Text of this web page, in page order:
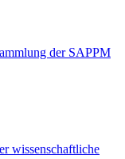
der SAPPM
wissenschaftliche